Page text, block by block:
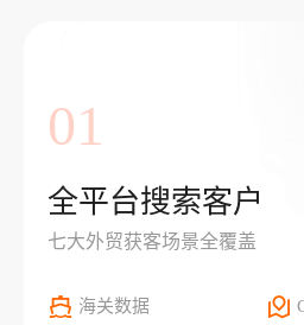
01
全平台搜索客户
七大外贸获客场景全覆盖
海关数据